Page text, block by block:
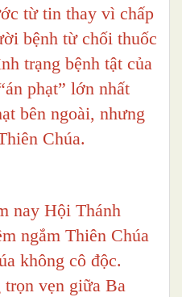
từ tin thay vì chấp
bệnh từ chối thuốc
trạng bệnh tật của
phạt” lớn nhất
bên ngoài, nhưng
Chúa.
nay Hội Thánh
ngắm Thiên Chúa
không cô độc.
vẹn giữa Ba